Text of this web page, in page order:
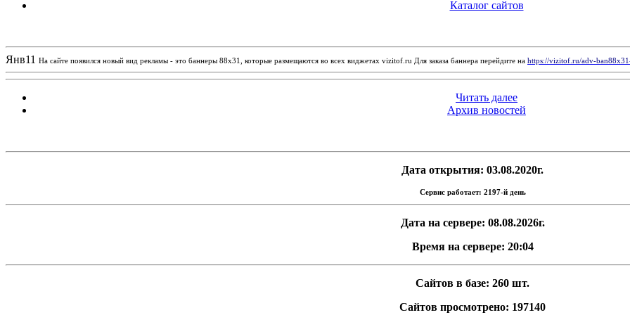
Каталог сайтов
Янв11 На сайте появился новый вид рекламы - это баннеры 88х31, которые размещаются во всех виджетах vizitof.ru Для заказа баннера перейдите на https://vizitof.ru/adv-
Читать далее
Архив новостей
Дата открытия: 03.08.2020г.
Сервис работает: 2197-й день
Дата на сервере: 08.08.2026г.
Время на сервере: 20:04
Сайтов в базе: 260 шт.
Сайтов просмотрено: 197140